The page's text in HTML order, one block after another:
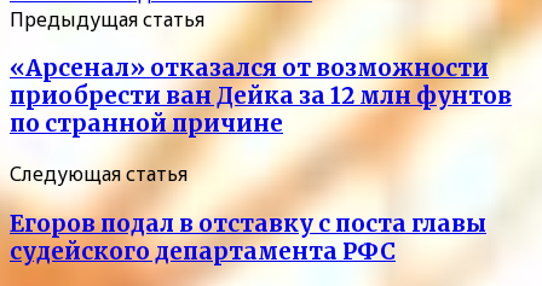
Предыдущая статья
«Арсенал» отказался от возможности
приобрести ван Дейка за 12 млн фунтов
по странной причине
Следующая статья
Егоров подал в отставку с поста главы
судейского департамента РФС